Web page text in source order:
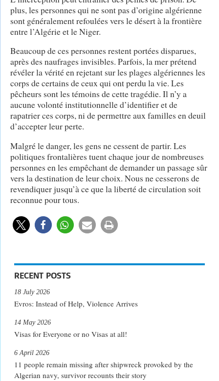
plus, les personnes qui ne sont pas d’origine algérienne
sont généralement refoulées vers le désert à la frontière
entre l’Algérie et le Niger.
Beaucoup de ces personnes restent portées disparues,
après des naufrages invisibles. Parfois, la mer prétend
révéler la vérité en rejetant sur les plages algériennes les
corps de certains de ceux qui ont perdu la vie. Les
pêcheurs sont les témoins de cette tragédie. Il n’y a
aucune volonté institutionnelle d’identifier et de
rapatrier ces corps, ni de permettre aux familles en deuil
d’accepter leur perte.
Malgré le danger, les gens ne cessent de partir. Les
politiques frontalières tuent chaque jour de nombreuses
personnes en les empêchant de demander un passage sûr
vers la destination de leur choix. Nous ne cesserons de
revendiquer jusqu’à ce que la liberté de circulation soit
reconnue pour tous.
RECENT POSTS
Evros: Instead of Help, Violence Arrives
18 July 2026
Visas for Everyone or no Visas at all!
14 May 2026
11 people remain missing after shipwreck provoked by the
Algerian navy, survivor recounts their story
6 April 2026